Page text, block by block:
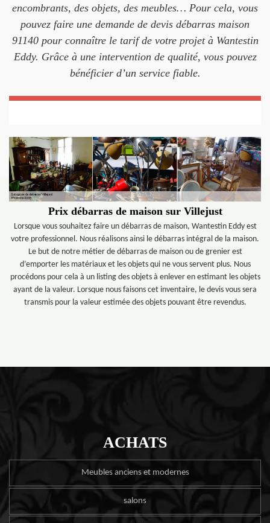
encombrants, des objets, des meubles… Pour cela, vous
pouvez faire une demande de devis débarras maison
91140 pour connaître le tarif de votre projet à Wantestin
Eddy. Grâce à une intervention de qualité, vous pouvez
bénéficier d’un service fiable.
Prix débarras de maison sur Villejust
Lorsque vous souhaitez faire un débarras de maison, Wantestin Eddy est
votre professionnel. Nous réalisons ainsi le débarras intégral de la maison.
Le but de notre métier de débarras de maison ou de grenier est
d’emporter les matériaux et les objets qui ne vous servent plus. Nous
procédons pour cela à un listing des objets à enlever en estimant les objets
ayant de la valeur. Lorsque nous faisons cet inventaire, le devis vous sera
transmis pour la valeur estimée des objets pouvant être revendus.
ACHATS
Meubles anciens et modernes
salons